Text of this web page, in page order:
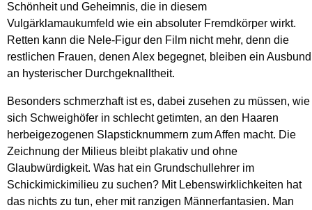
Schönheit und Geheimnis, die in diesem
Vulgärklamaukumfeld wie ein absoluter Fremdkörper wirkt.
Retten kann die Nele-Figur den Film nicht mehr, denn die
restlichen Frauen, denen Alex begegnet, bleiben ein Ausbund
an hysterischer Durchgeknalltheit.
Besonders schmerzhaft ist es, dabei zusehen zu müssen, wie
sich Schweighöfer in schlecht getimten, an den Haaren
herbeigezogenen Slapsticknummern zum Affen macht. Die
Zeichnung der Milieus bleibt plakativ und ohne
Glaubwürdigkeit. Was hat ein Grundschullehrer im
Schickimickimilieu zu suchen? Mit Lebenswirklichkeiten hat
das nichts zu tun, eher mit ranzigen Männerfantasien. Man